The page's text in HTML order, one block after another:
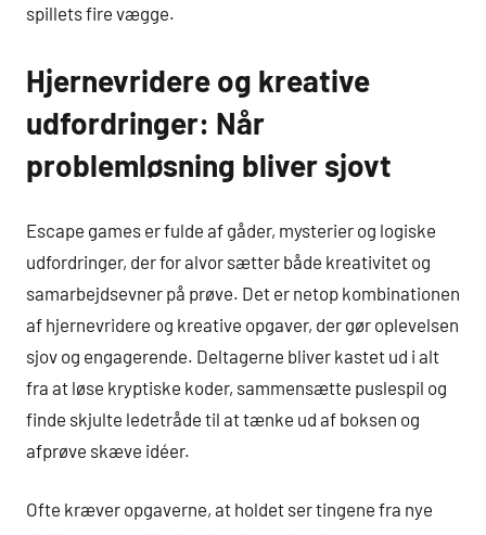
spillets fire vægge.
Hjernevridere og kreative
udfordringer: Når
problemløsning bliver sjovt
Escape games er fulde af gåder, mysterier og logiske
udfordringer, der for alvor sætter både kreativitet og
samarbejdsevner på prøve. Det er netop kombinationen
af hjernevridere og kreative opgaver, der gør oplevelsen
sjov og engagerende. Deltagerne bliver kastet ud i alt
fra at løse kryptiske koder, sammensætte puslespil og
finde skjulte ledetråde til at tænke ud af boksen og
afprøve skæve idéer.
Ofte kræver opgaverne, at holdet ser tingene fra nye